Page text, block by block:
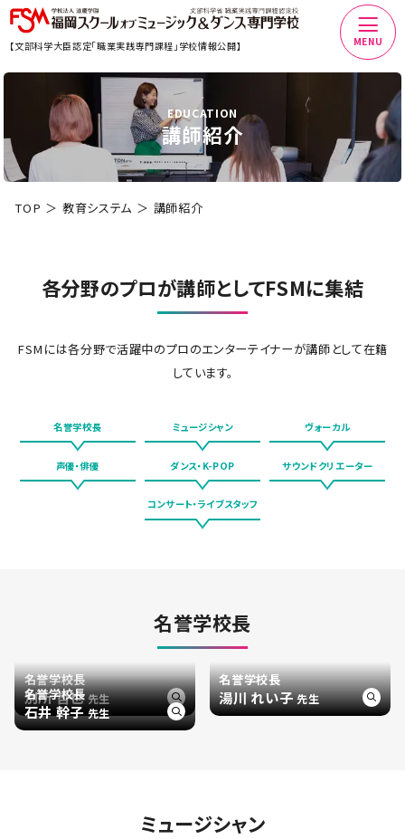
【文部科学大臣認定「職業実践専門課程」学校情報公開】 MENU
EDUCATION
講師紹介
TOP 教育システム 講師紹介
各分野のプロが講師としてFSMに集結
FSMには各分野で活躍中のプロのエンターテイナーが講師として在籍
しています。
名誉学校長 ミュージシャン ヴォーカル
声優・俳優 ダンス・K-POP サウンドクリエーター
コンサート・ライブスタッフ
名誉学校長
名誉学校長
別所 哲也 先生
名誉学校長
湯川 れい子 先生
名誉学校長
石井 幹子 先生
ミュージシャン